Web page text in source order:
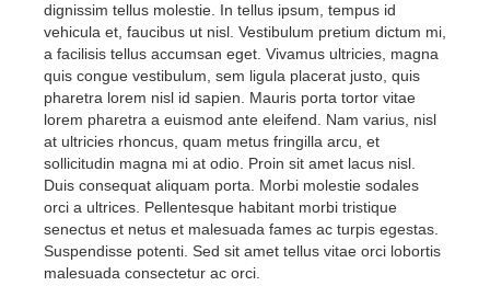
dignissim tellus molestie. In tellus ipsum, tempus id
vehicula et, faucibus ut nisl. Vestibulum pretium dictum mi,
a facilisis tellus accumsan eget. Vivamus ultricies, magna
quis congue vestibulum, sem ligula placerat justo, quis
pharetra lorem nisl id sapien. Mauris porta tortor vitae
lorem pharetra a euismod ante eleifend. Nam varius, nisl
at ultricies rhoncus, quam metus fringilla arcu, et
sollicitudin magna mi at odio. Proin sit amet lacus nisl.
Duis consequat aliquam porta. Morbi molestie sodales
orci a ultrices. Pellentesque habitant morbi tristique
senectus et netus et malesuada fames ac turpis egestas.
Suspendisse potenti. Sed sit amet tellus vitae orci lobortis
malesuada consectetur ac orci.